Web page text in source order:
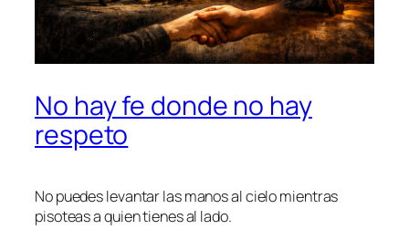
No hay fe donde no hay
respeto
No puedes levantar las manos al cielo mientras
pisoteas a quien tienes al lado.